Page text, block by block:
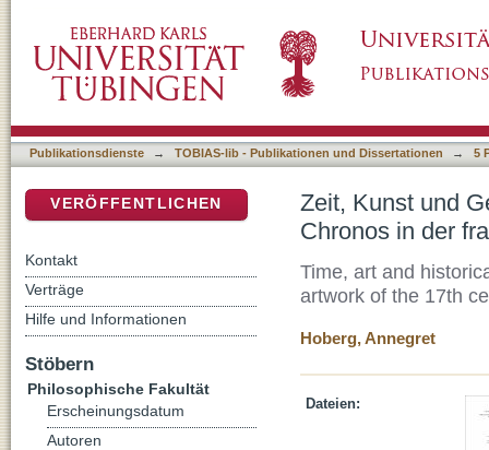
französischen Kunst des 17. Jahrhunderts
Publikationsdienste → TOBIAS-lib - Publikationen und Dissertationen → 5
Zeit, Kunst und
Chronos in der
Time, art and
artwork of the 17th
Hoberg, Annegret
Dateien:
VERÖFFENTLICHEN
Kontakt
Verträge
Hilfe und Informationen
Stöbern
Philosophische Fakultät
Erscheinungsdatum
Autoren